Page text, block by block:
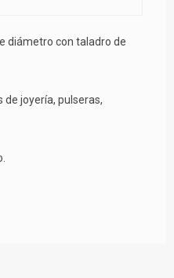
diámetro con taladro de
de joyería, pulseras,